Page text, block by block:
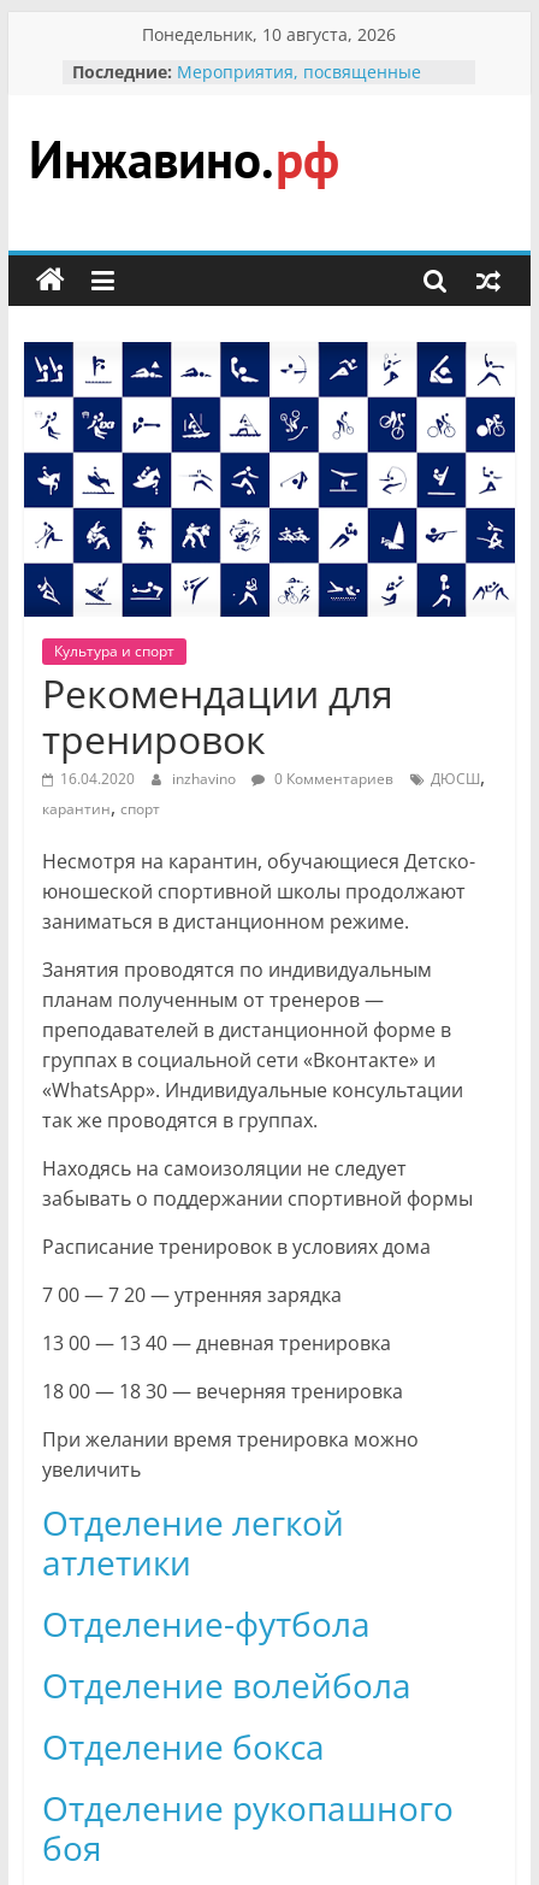
содержимому
Понедельник, 10 августа, 2026
Последние: Мероприятия, посвященные
гражданин Инжавинского округа»
участнице Великой
Отечественной, фронтовичке
Безопасность в сети Интернет
мероприятии «Сохраним
первоцветы!»
В вольере Воронинского
заповедника родились крапчатые
суслики
Инжавино.рф
сельский
портал
Культура и спорт
Рекомендации для
тренировок
16.04.2020 inzhavino 0 Комментариев ДЮСШ,
карантин, спорт
Несмотря на карантин, обучающиеся Детско-
юношеской спортивной школы продолжают
заниматься в дистанционном режиме.
Занятия проводятся по индивидуальным
планам полученным от тренеров —
преподавателей в дистанционной форме в
группах в социальной сети «Вконтакте» и
«WhatsApp». Индивидуальные консультации
так же проводятся в группах.
Находясь на самоизоляции не следует
забывать о поддержании спортивной формы
Расписание тренировок в условиях дома
7 00 — 7 20 — утренняя зарядка
13 00 — 13 40 — дневная тренировка
18 00 — 18 30 — вечерняя тренировка
При желании время тренировка можно
увеличить
Отделение легкой
атлетики
Отделение-футбола
Отделение волейбола
Отделение бокса
Отделение рукопашного
боя